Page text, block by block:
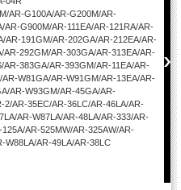
AR-G100A/AR-G200M/AR-
G900M/AR-111EA/AR-121RA/AR-
AR-191GM/AR-202GA/AR-212EA/AR-
292GM/AR-303GA/AR-313EA/AR-
383GA/AR-393GM/AR-11EA/AR-
W81GA/AR-W91GM/AR-13EA/AR-
AR-W93GM/AR-45GA/AR-
2/AR-35EC/AR-36LC/AR-46LA/AR-
AR-W87LA/AR-48LA/AR-333/AR-
AR-525MW/AR-325AW/AR-
W88LA/AR-49LA/AR-38LC